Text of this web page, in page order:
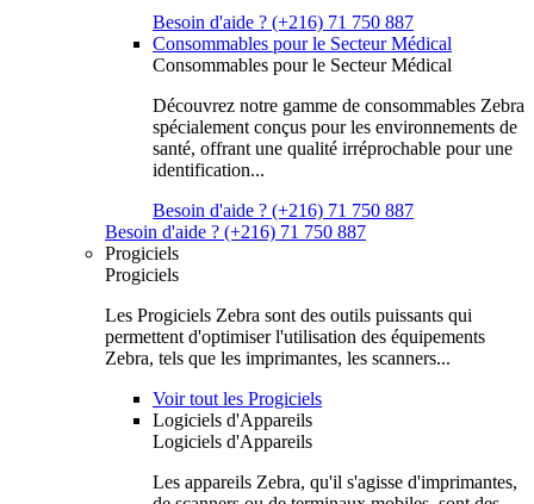
Besoin d'aide ? (+216) 71 750 887
Consommables pour le Secteur Médical
Consommables pour le Secteur Médical
Découvrez notre gamme de consommables Zebra
spécialement conçus pour les environnements de
santé, offrant une qualité irréprochable pour une
identification...
Besoin d'aide ? (+216) 71 750 887
Besoin d'aide ? (+216) 71 750 887
Progiciels
Progiciels
Les Progiciels Zebra sont des outils puissants qui
permettent d'optimiser l'utilisation des équipements
Zebra, tels que les imprimantes, les scanners...
Voir tout les Progiciels
Logiciels d'Appareils
Logiciels d'Appareils
Les appareils Zebra, qu'il s'agisse d'imprimantes,